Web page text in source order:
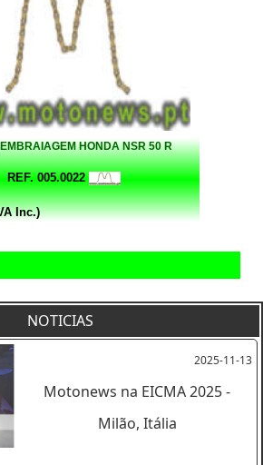
HONDA NSR 50 R
REF. 005.0022
Inc.)
NOTICIAS
2025-11-13
Motonews na EICMA 2025 -
Milão, Itália